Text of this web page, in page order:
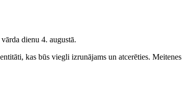
dienu 4. augustā.
kas būs viegli izrunājams un atcerēties. Meitenes